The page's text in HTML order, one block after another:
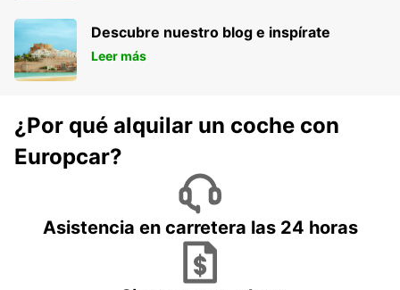
Descubre nuestro blog e inspírate
Leer más
¿Por qué alquilar un coche con
Europcar?
Asistencia en carretera las 24 horas